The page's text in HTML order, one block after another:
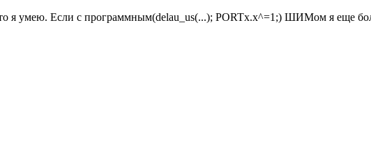
я умею. Если с программным(delau_us(...); PORTx.x^=1;) ШИМом я еще